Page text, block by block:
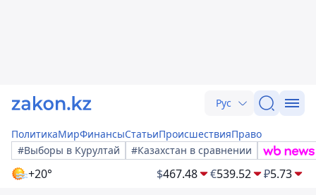
Рус
ПолитикаМирФинансыСтатьиПроисшествияПраво
#Выборы в Курултай
#Казахстан в сравнении
+20° $467.48 €539.52 ₽5.73